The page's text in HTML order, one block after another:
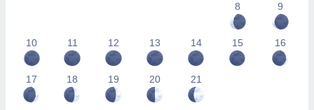
8
9
10 11 12 13 14 15 16
17 18 19 20 21